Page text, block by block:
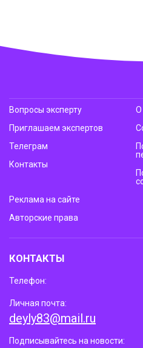
Вопросы эксперту
Приглашаем экспертов
Телеграм
Контакты
О
Реклама на сайте
Авторские права
КОНТАКТЫ
Телефон:
Личная почта:
deyly83@mail.ru
Подписывайтесь на новости: